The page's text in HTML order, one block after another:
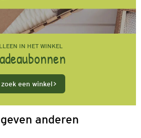
IN HET WINKEL
zoek een winkel
anderen